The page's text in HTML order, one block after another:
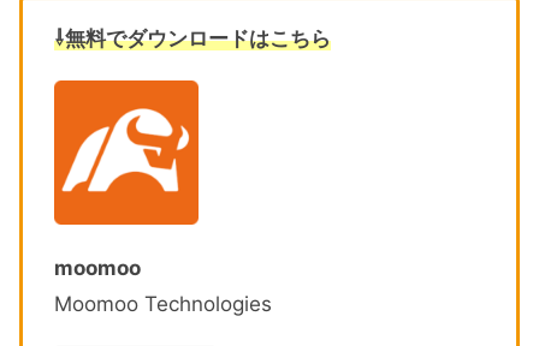
⇩無料でダウンロードはこちら
moomoo
Moomoo Technologies